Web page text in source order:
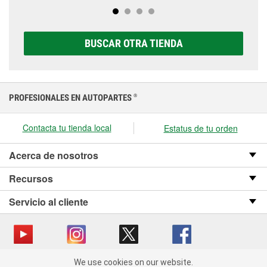
prueben a la primera señal de avería.
completa de baterías Super Start®, que incluye
elegir la que sea correcta para tu vehículo y
BUSCAR OTRA TIENDA
PROFESIONALES EN AUTOPARTES ®
Contacta tu tienda local Estatus de tu orden
Acerca de nosotros
Recursos
Servicio al cliente
We use cookies on our website.